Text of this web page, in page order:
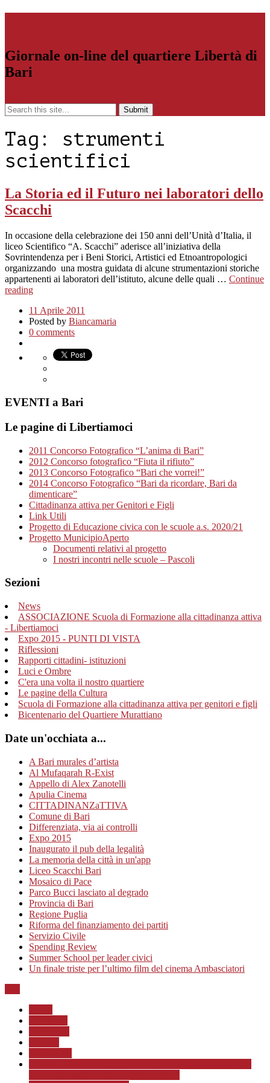
Giornale on-line del quartiere Libertà di
Bari
Tag: strumenti
scientifici
La Storia ed il Futuro nei laboratori dello
Scacchi
In occasione della celebrazione dei 150 anni dell’Unità d’Italia, il
liceo Scientifico “A. Scacchi” aderisce all’iniziativa della
Sovrintendenza per i Beni Storici, Artistici ed Etnoantropologici
organizzando una mostra guidata di alcune strumentazioni storiche
appartenenti ai laboratori dell’istituto, alcune delle quali … Continue
reading
11 Aprile 2011
Posted by Biancamaria
0 comments
EVENTI a Bari
Le pagine di Libertiamoci
2011 Concorso Fotografico “L’anima di Bari”
2012 Concorso fotografico “Fiuta il rifiuto”
2013 Concorso Fotografico “Bari che vorrei!”
2014 Concorso Fotografico “Bari da ricordare, Bari da
dimenticare”
Cittadinanza attiva per Genitori e Figli
Link Utili
Progetto di Educazione civica con le scuole a.s. 2020/21
Progetto MunicipioAperto
Documenti relativi al progetto
I nostri incontri nelle scuole – Pascoli
Sezioni
News
ASSOCIAZIONE Scuola di Formazione alla cittadinanza attiva
- Libertiamoci
Expo 2015 - PUNTI DI VISTA
Riflessioni
Rapporti cittadini- istituzioni
Luci e Ombre
C'era una volta il nostro quartiere
Le pagine della Cultura
Scuola di Formazione alla cittadinanza attiva per genitori e figli
Bicentenario del Quartiere Murattiano
Date un'occhiata a...
A Bari murales d’artista
Al Mufaqarah R-Exist
Appello di Alex Zanotelli
Apulia Cinema
CITTADINANZaTTIVA
Comune di Bari
Differenziata, via ai controlli
Expo 2015
Inaugurato il pub della legalità
La memoria della città in un'app
Liceo Scacchi Bari
Mosaico di Pace
Parco Bucci lasciato al degrado
Provincia di Bari
Regione Puglia
Riforma del finanziamento dei partiti
Servizio Civile
Spending Review
Summer School per leader civici
Un finale triste per l’ultimo film del cinema Ambasciatori